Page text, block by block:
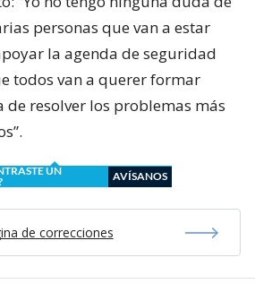
personas que van a estar
la agenda de seguridad
todos van a querer formar
de resolver los problemas más
UN
AVÍSANOS
de correcciones